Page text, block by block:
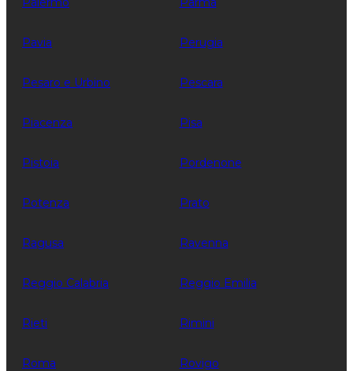
Pavia Perugia
Pesaro e Urbino Pescara
Piacenza Pisa
Pistoia Pordenone
Potenza Prato
Ragusa Ravenna
Reggio Calabria Reggio Emilia
Rieti Rimini
Roma Rovigo